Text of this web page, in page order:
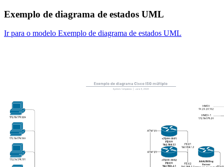
Exemplo de diagrama de estados UML
Ir para o modelo Exemplo de diagrama de estados UML